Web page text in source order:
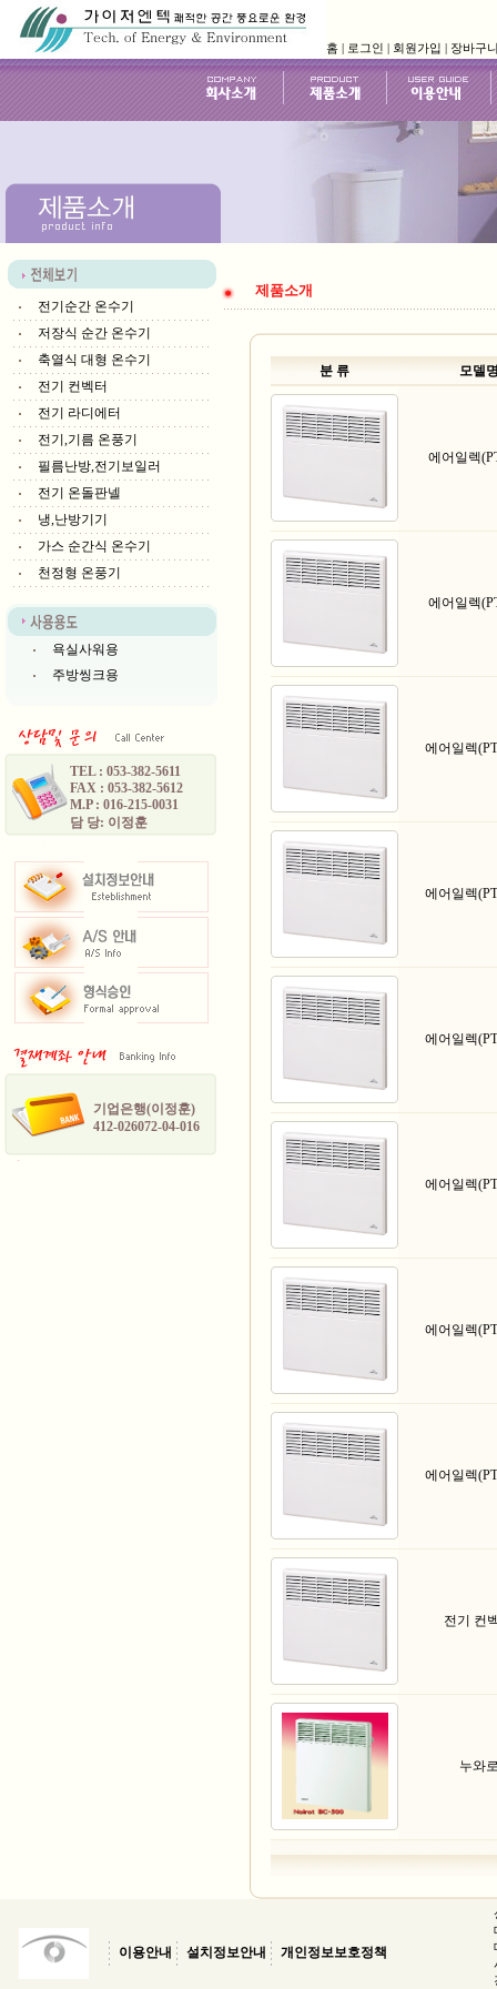
홈 | 로그인 | 회원가입 | 장바구
전기순간 온수기
저장식 순간 온수기
축열식 대형 온수기
전기 컨벡터
전기 라디에터
전기,기름 온풍기
필름난방,전기보일러
전기 온돌판넬
냉,난방기기
가스 순간식 온수기
천정형 온풍기
욕실사워용
주방씽크용
TEL : 053-382-5611
FAX : 053-382-5612
M.P : 016-215-0031
담 당: 이정훈
기업은행(이정훈)
412-026072-04-016
제품소개
분 류 모델
에어일렉
에어일렉
에어일렉
에어일렉
에어일렉
에어일렉
에어일렉
에어일렉
전기 컨
누와
이용안내 설치정보안내 개인정보보호정책